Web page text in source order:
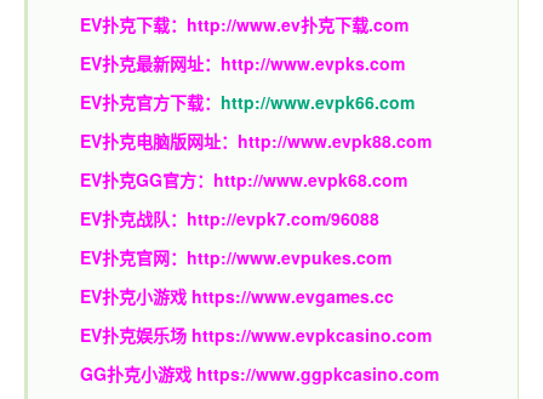
EV扑克下载： http://www.ev扑克下载.com
EV扑克最新网址： http://www.evpks.com
EV扑克官方下载： http://www.evpk66.com
EV扑克电脑版网址： http://www.evpk88.com
EV扑克GG官方： http://www.evpk68.com
EV扑克战队： http://evpk7.com/96088
EV扑克官网： http://www.evpukes.com
EV扑克小游戏 https://www.evgames.cc
EV扑克娱乐场 https://www.evpkcasino.com
GG扑克小游戏 https://www.ggpkcasino.com